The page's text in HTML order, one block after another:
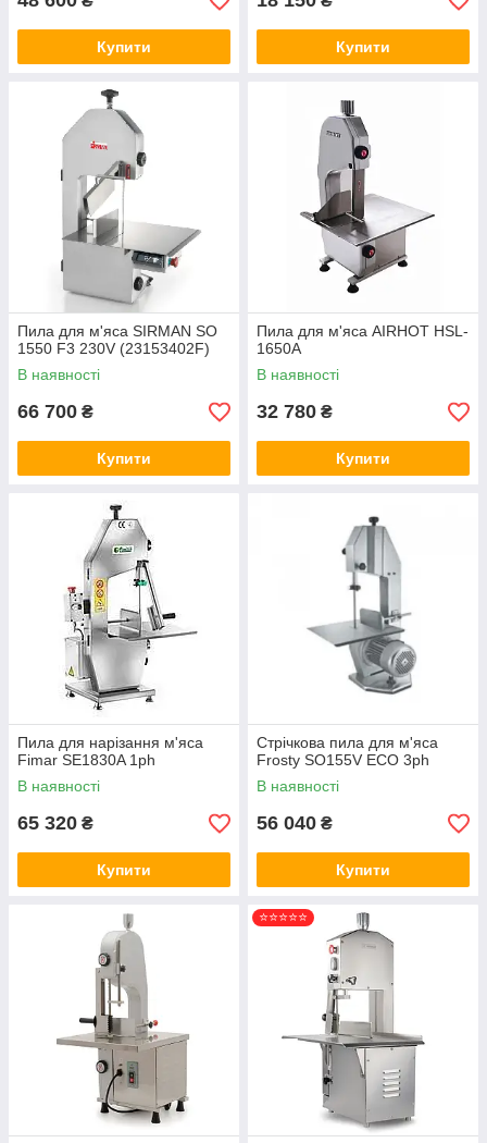
Купити Купити
Пила для м'яса SIRMAN SO
1550 F3 230V (23153402F)
В наявності
66 700 ₴
Купити
Пила для м'яса AIRHOT HSL-
1650A
В наявності
32 780 ₴
Купити
Пила для нарізання м'яса
Fimar SE1830A 1ph
В наявності
65 320 ₴
Купити
Стрічкова пила для м'яса
Frosty SO155V ECO 3ph
В наявності
56 040 ₴
Купити
⭐⭐⭐⭐⭐